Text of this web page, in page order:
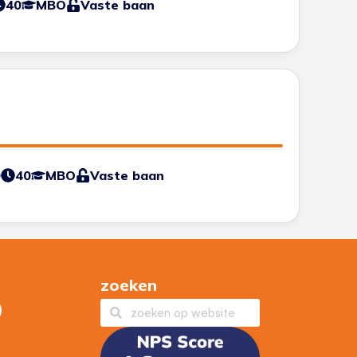
40 MBO Vaste baan
40 MBO Vaste baan
zoeken